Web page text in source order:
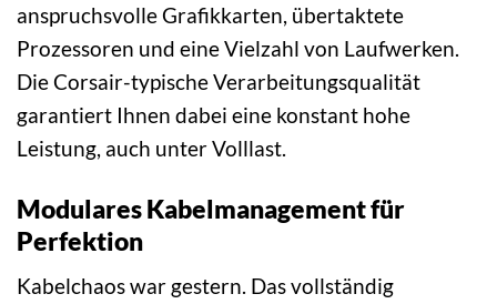
anspruchsvolle Grafikkarten, übertaktete
Prozessoren und eine Vielzahl von Laufwerken.
Die Corsair-typische Verarbeitungsqualität
garantiert Ihnen dabei eine konstant hohe
Leistung, auch unter Volllast.
Modulares Kabelmanagement für
Perfektion
Kabelchaos war gestern. Das vollständig